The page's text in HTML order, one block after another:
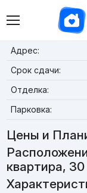
Адрес:
Срок сдачи:
Отделка:
Парковка:
Цены и
квартира,